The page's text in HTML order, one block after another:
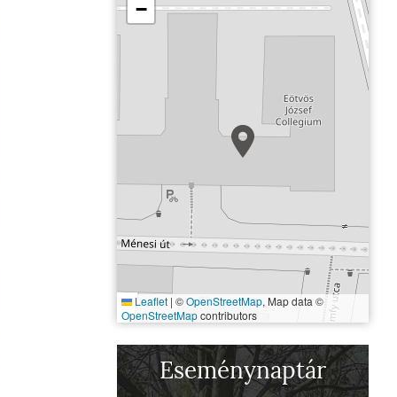
−
Leaflet | ©OpenStreetMap, Map data ©
OpenStreetMapcontributors
Eseménynaptár